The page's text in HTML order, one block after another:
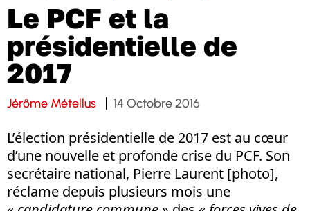
Le PCF et la
présidentielle de
2017
Jérôme Métellus 14 Octobre 2016
L’élection présidentielle de 2017 est au cœur
d’une nouvelle et profonde crise du PCF. Son
secrétaire national, Pierre Laurent [photo],
réclame depuis plusieurs mois une